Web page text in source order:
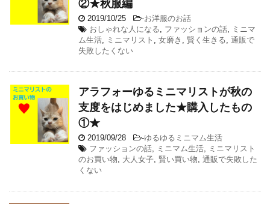
②★秋服編
2019/10/25 -お洋服のお話
おしゃれな人になる
ファッションの話
ミニマ
ム生活
ミニマリスト 女磨き 賢く生きる 通販で
失敗したくない
アラフォーゆるミニマリストが秋の
支度をはじめました★購入したもの
①★
2019/09/28 -ゆるゆるミニマム生活
ファッションの話
ミニマム生活
ミニマリスト
のお買い物
大人女子 賢い買い物 通販で失敗した
くない